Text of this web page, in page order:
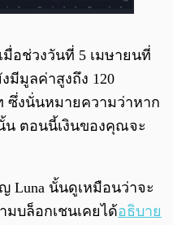
อช่วงวันที่ 5 เมษายนที่
มีมูลค่าสูงถึง 120
ซึ่งนั่นหมายความว่าหาก
ตอนนี้เงินของคุณจะ
Luna นั้นดูเหมือนว่าจะ
มบล็อกเชนเคยได้อธิบาย